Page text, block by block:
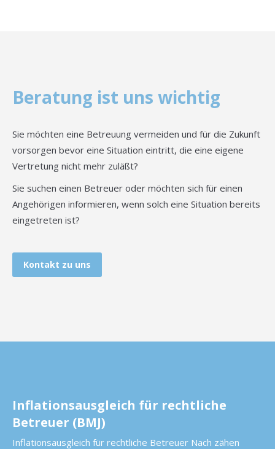
Beratung ist uns wichtig
Sie möchten eine Betreuung vermeiden und für die Zukunft
vorsorgen bevor eine Situation eintritt, die eine eigene
Vertretung nicht mehr zuläßt?
Sie suchen einen Betreuer oder möchten sich für einen
Angehörigen informieren, wenn solch eine Situation bereits
eingetreten ist?
Kontakt zu uns
Inflationsausgleich für rechtliche
Betreuer (BMJ)
Inflationsausgleich für rechtliche Betreuer Nach zähen